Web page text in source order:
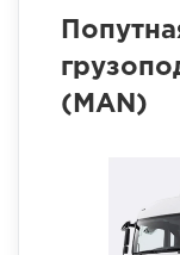
(MAN)